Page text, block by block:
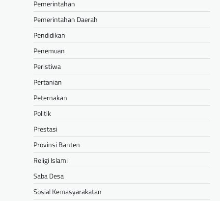
Pemerintahan
Pemerintahan Daerah
Pendidikan
Penemuan
Peristiwa
Pertanian
Peternakan
Politik
Prestasi
Provinsi Banten
Religi Islami
Saba Desa
Sosial Kemasyarakatan